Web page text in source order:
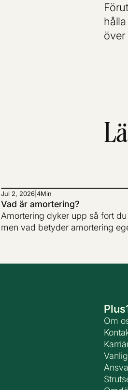
över
Jul 2, 2026| 4Min
Vad är amortering?
Amortering dyker upp så fort du
men vad betyder amortering
fokus på privatlån, men också
Om